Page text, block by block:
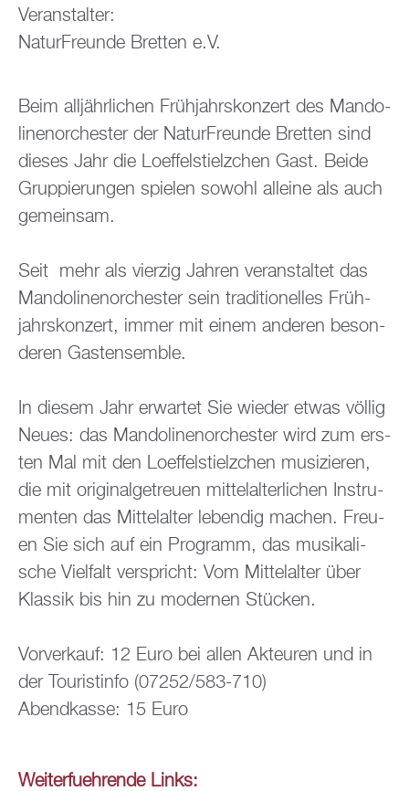
Ver­an­stal­ter:
Na­tur­Freun­de Brett­en e.V.
Beim all­jähr­li­chen Früh­jahrs­kon­zert des Man­do­
li­nen­or­ches­ter der Na­tur­Freun­de Brett­en sind
die­ses Jahr die Lo­ef­fel­stielz­chen Gast. Beide
Grup­pie­run­gen spie­len so­wohl al­lei­ne als auch
ge­mein­sam.
Seit mehr als vier­zig Jah­ren ver­an­stal­tet das
Man­do­li­nen­or­ches­ter sein tra­di­tio­nel­les Früh­
jahrs­kon­zert, immer mit einem an­de­ren be­son­
de­ren Gast­en­sem­ble.
In die­sem Jahr er­war­tet Sie wie­der etwas völ­lig
Neues: das Man­do­li­nen­or­ches­ter wird zum ers­
ten Mal mit den Lo­ef­fel­stielz­chen mu­si­zie­ren,
die mit ori­gi­nal­ge­treu­en mit­tel­al­ter­li­chen In­stru­
men­ten das Mit­tel­al­ter le­ben­dig ma­chen. Freu­
en Sie sich auf ein Pro­gramm, das mu­si­ka­li­
sche Viel­falt ver­spricht: Vom Mit­tel­al­ter über
Klas­sik bis hin zu mo­der­nen Stü­cken.
Vor­ver­kauf: 12 Euro bei allen Ak­teu­ren und in
der Tou­rist­in­fo (07252/583-710)
Abend­kas­se: 15 Euro
Wei­ter­fueh­ren­de Links: